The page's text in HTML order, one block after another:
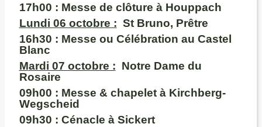
17h00 : Messe de clôture à Houppach
Lundi 06 octobre : St Bruno, Prêtre
16h30 : Messe ou Célébration au Castel
Blanc
Mardi 07 octobre : Notre Dame du
Rosaire
09h00 : Messe & chapelet à Kirchberg-
Wegscheid
09h30 : Cénacle à Sickert